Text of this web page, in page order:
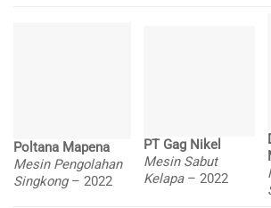
Poltana Mapena
Mesin Pengolahan
Singkong – 2022
PT Gag Nikel
Mesin Sabut
Kelapa – 2022